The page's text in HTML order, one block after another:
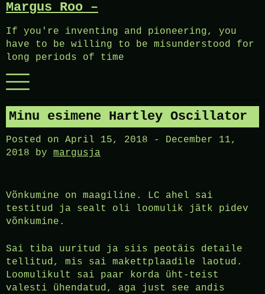
Skip
content
Margus Roo –
If you're inventing and pioneering, you
have to be willing to be misunderstood for
long periods of time
Menu
Minu esimene Hartley Oscillator
Posted on April 15, 2018 - December 11,
2018 by margusja
Võnkumine on maagiline. LC ahel sai
testitud ja sealt oli loomulik jätk pidev
võnkumine.
Sai tiba uuritud ja siis peotäis detaile
tellitud, mis sai makettplaadile laotud.
Loomulikult sai paar korda üht-teist
valesti ühendatud, aga just see andis